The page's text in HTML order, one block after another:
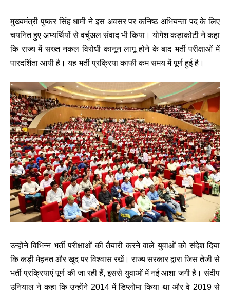
मुख्यमंत्री पुष्कर सिंह धामी ने इस अवसर पर कनिष्ठ अभियन्ता पद के लिए
चयनित हुए अभ्यर्थियों से वर्चुअल संवाद भी किया। योगेश कड़ाकोटी ने कहा
कि राज्य में सख्त नकल विरोधी कानून लागू होने के बाद भर्ती परीक्षाओं में
पारदर्शिता आयी है। यह भर्ती प्रक्रिया काफी कम समय में पूर्ण हुई है।
उन्होंने विभिन्न भर्ती परीक्षाओं की तैयारी करने वाले युवाओं को संदेश दिया
कि कड़ी मेहनत और खुद पर विश्वास रखें। राज्य सरकार द्वारा जिस तेजी से
भर्ती प्रक्रियाएं पूर्ण की जा रही हैं, इससे युवाओं में नई आशा जगी है। संदीप
उनियाल ने कहा कि उन्होंने 2014 में डिप्लोमा किया था और वे 2019 से